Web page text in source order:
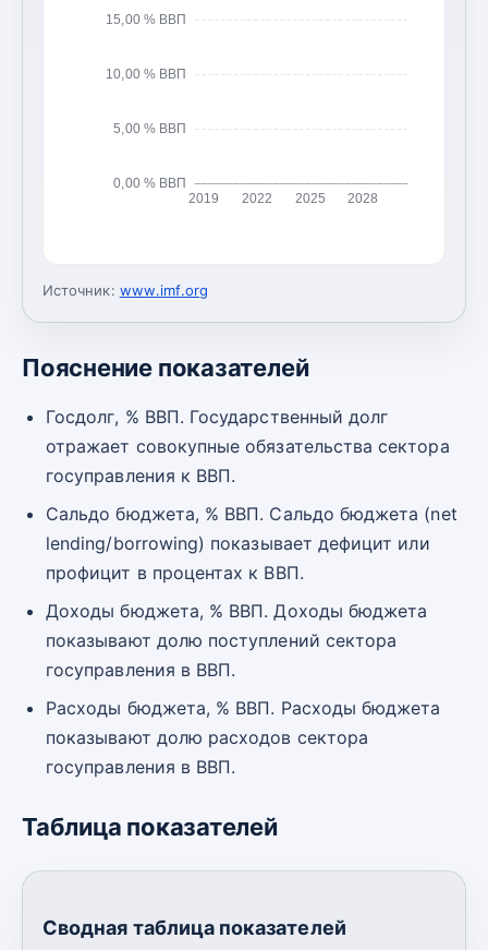
0,00 % ВВП
5,00 % ВВП
10,00 % ВВП
15,00 % ВВП
2019 2022 2025 2028
Источник: www.imf.org
Пояснение показателей
Госдолг, % ВВП. Государственный долг
отражает совокупные обязательства сектора
госуправления к ВВП.
Сальдо бюджета, % ВВП. Сальдо бюджета (net
lending/borrowing) показывает дефицит или
профицит в процентах к ВВП.
Доходы бюджета, % ВВП. Доходы бюджета
показывают долю поступлений сектора
госуправления в ВВП.
Расходы бюджета, % ВВП. Расходы бюджета
показывают долю расходов сектора
госуправления в ВВП.
Таблица показателей
Сводная таблица показателей